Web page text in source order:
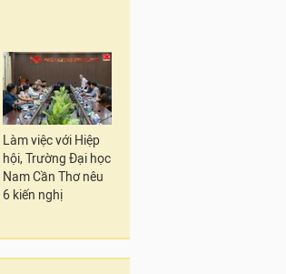
Làm việc với Hiệp
hội, Trường Đại học
Nam Cần Thơ nêu
6 kiến nghị